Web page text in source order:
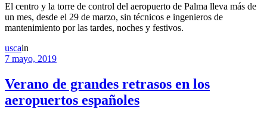
El centro y la torre de control del aeropuerto de Palma lleva más de
un mes, desde el 29 de marzo, sin técnicos e ingenieros de
mantenimiento por las tardes, noches y festivos.
uscain
7 mayo, 2019
Verano de grandes retrasos en los
aeropuertos españoles